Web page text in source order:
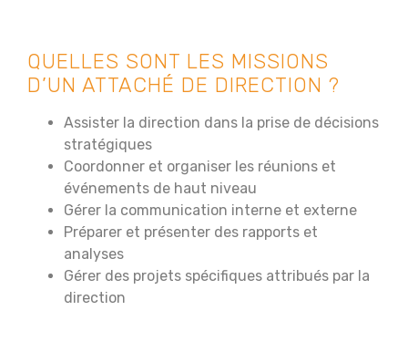
QUELLES SONT LES MISSIONS
D’UN ATTACHÉ DE DIRECTION ?
Assister la direction dans la prise de décisions
stratégiques
Coordonner et organiser les réunions et
événements de haut niveau
Gérer la communication interne et externe
Préparer et présenter des rapports et
analyses
Gérer des projets spécifiques attribués par la
direction